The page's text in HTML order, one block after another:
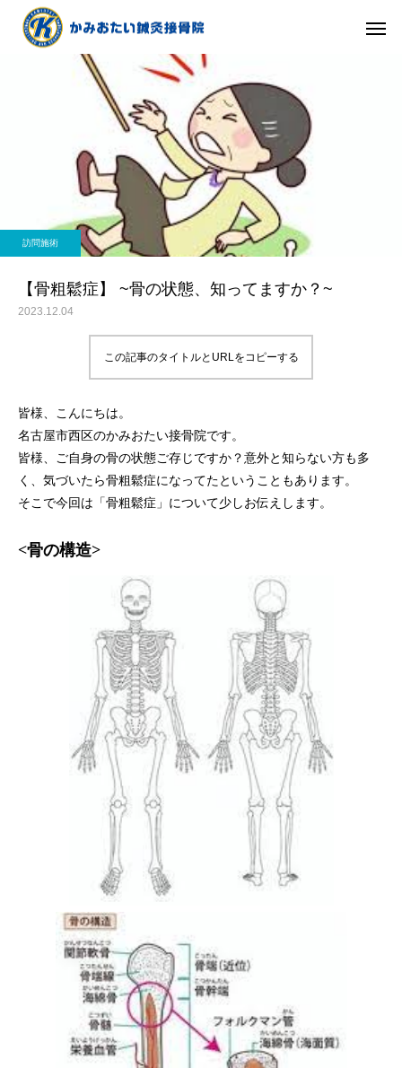
訪問施術
【骨粗鬆症】 ~骨の状態、知ってますか？~
2023.12.04
この記事のタイトルとURLをコピーする
皆様、こんにちは。
名古屋市西区のかみおたい接骨院です。
皆様、ご自身の骨の状態ご存じですか？意外と知らない方も多
く、気づいたら骨粗鬆症になってたということもあります。
そこで今回は「骨粗鬆症」について少しお伝えします。
<骨の構造>